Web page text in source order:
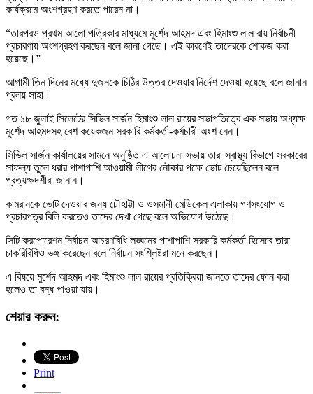
কার্যক্রমে অংশগ্রহণ করতে পারেন না।
“তারপরও প্রথম আলো পত্রিকার মাধ্যমে মুর্শেদ আহমদ এবং হিমাংশু লাল রায় নির্বাচনী
প্রচারণায় অংশগ্রহণ করছেন বলে জানা গেছে। এই কারণেই তাদেরকে শোকজ করা
হয়েছে।”
আগামী তিন দিনের মধ্যে দুজনকে চিঠির উত্তর দেওয়ার নির্দেশ দেওয়া হয়েছে বলে জানান
প্রলয় সাহা।
গত ১৮ জুলাই সিলেটের সিভিল সার্জন হিমাংশু লাল রায়ের সভাপতিত্বে এক সভায় অধ্যক্ষ
মুর্শেদ আহমদসহ বেশ কয়েকজন সরকারি কর্মকর্তা-কর্মচারী অংশ নেন।
সিভিল সার্জন কার্যালয়ের সামনে অনুষ্ঠিত এ আলোচনা সভায় তারা স্বাস্থ্য বিভাগে সরকারের
সাফল্য তুলে ধরার পাশাপাশি আওয়ামী লীগের নৌকার পক্ষে ভোট চেয়েছিলেন বলে
প্রত্যক্ষদর্শীরা জানান।
কামরানকে ভোট দেওয়ার জন্য চৌহাট্টা ও ওসমানী মেডিকেল এলাকায় গণসংযোগ ও
প্রচারপত্র বিলি করতেও তাদের দেখা গেছে বলে অভিযোগ উঠেছে।
সিটি করপোরেশন নির্বাচন আচরণবিধি লঙ্ঘনের পাশাপাশি সরকারি কর্মকর্তা হিসেবে তারা
চাকরিবিধিও ভঙ্গ করেছেন বলে নির্বাচন সংশ্লিষ্টরা মনে করছেন।
এ বিষয়ে মুর্শেদ আহমদ এবং হিমাংশু লাল রায়ের প্রতিক্রিয়া জানতে তাদের ফোন করা
হলেও তা বন্ধ পাওয়া যায়।
শেয়ার করুন:
Print